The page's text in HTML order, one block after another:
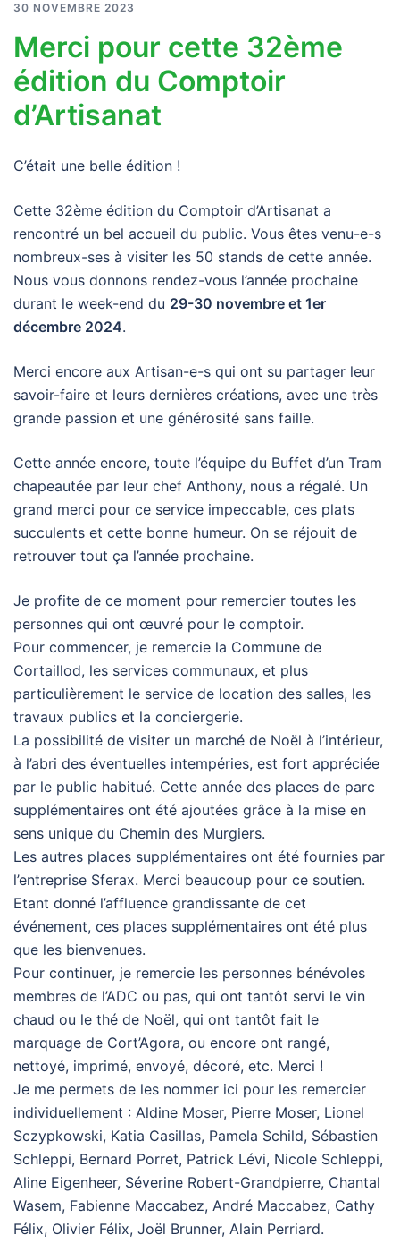
30 NOVEMBRE 2023
Merci pour cette 32ème
édition du Comptoir
d’Artisanat
C’était une belle édition !
Cette 32ème édition du Comptoir d’Artisanat a
rencontré un bel accueil du public. Vous êtes venu-e-s
nombreux-ses à visiter les 50 stands de cette année.
Nous vous donnons rendez-vous l’année prochaine
durant le week-end du 29-30 novembre et 1er
décembre 2024.
Merci encore aux Artisan-e-s qui ont su partager leur
savoir-faire et leurs dernières créations, avec une très
grande passion et une générosité sans faille.
Cette année encore, toute l’équipe du Buffet d’un Tram
chapeautée par leur chef Anthony, nous a régalé. Un
grand merci pour ce service impeccable, ces plats
succulents et cette bonne humeur. On se réjouit de
retrouver tout ça l’année prochaine.
Je profite de ce moment pour remercier toutes les
personnes qui ont œuvré pour le comptoir.
Pour commencer, je remercie la Commune de
Cortaillod, les services communaux, et plus
particulièrement le service de location des salles, les
travaux publics et la conciergerie.
La possibilité de visiter un marché de Noël à l’intérieur,
à l’abri des éventuelles intempéries, est fort appréciée
par le public habitué. Cette année des places de parc
supplémentaires ont été ajoutées grâce à la mise en
sens unique du Chemin des Murgiers.
Les autres places supplémentaires ont été fournies par
l’entreprise Sferax. Merci beaucoup pour ce soutien.
Etant donné l’affluence grandissante de cet
événement, ces places supplémentaires ont été plus
que les bienvenues.
Pour continuer, je remercie les personnes bénévoles
membres de l’ADC ou pas, qui ont tantôt servi le vin
chaud ou le thé de Noël, qui ont tantôt fait le
marquage de Cort’Agora, ou encore ont rangé,
nettoyé, imprimé, envoyé, décoré, etc. Merci !
Je me permets de les nommer ici pour les remercier
individuellement : Aldine Moser, Pierre Moser, Lionel
Sczypkowski, Katia Casillas, Pamela Schild, Sébastien
Schleppi, Bernard Porret, Patrick Lévi, Nicole Schleppi,
Aline Eigenheer, Séverine Robert-Grandpierre, Chantal
Wasem, Fabienne Maccabez, André Maccabez, Cathy
Félix, Olivier Félix, Joël Brunner, Alain Perriard.